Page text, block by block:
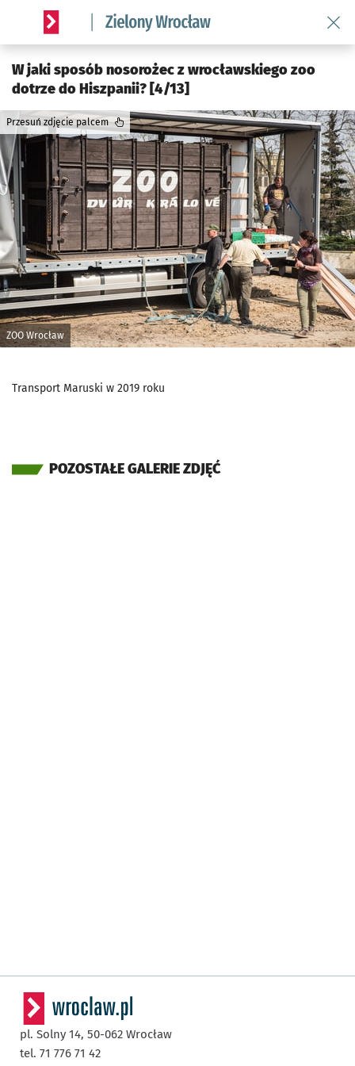
Serwis informacyjny wroclaw.pl podserwis: Środowisko we
W jaki sposób nosorożec z wrocławskiego zoo
dotrze do Hiszpanii? [4/13]
ZOO Wrocław
Przesuń zdjęcie palcem
Transport Maruski w 2019 roku
POZOSTAŁE GALERIE ZDJĘĆ
pl. Solny 14, 50-062 Wrocław
tel. 71 776 71 42